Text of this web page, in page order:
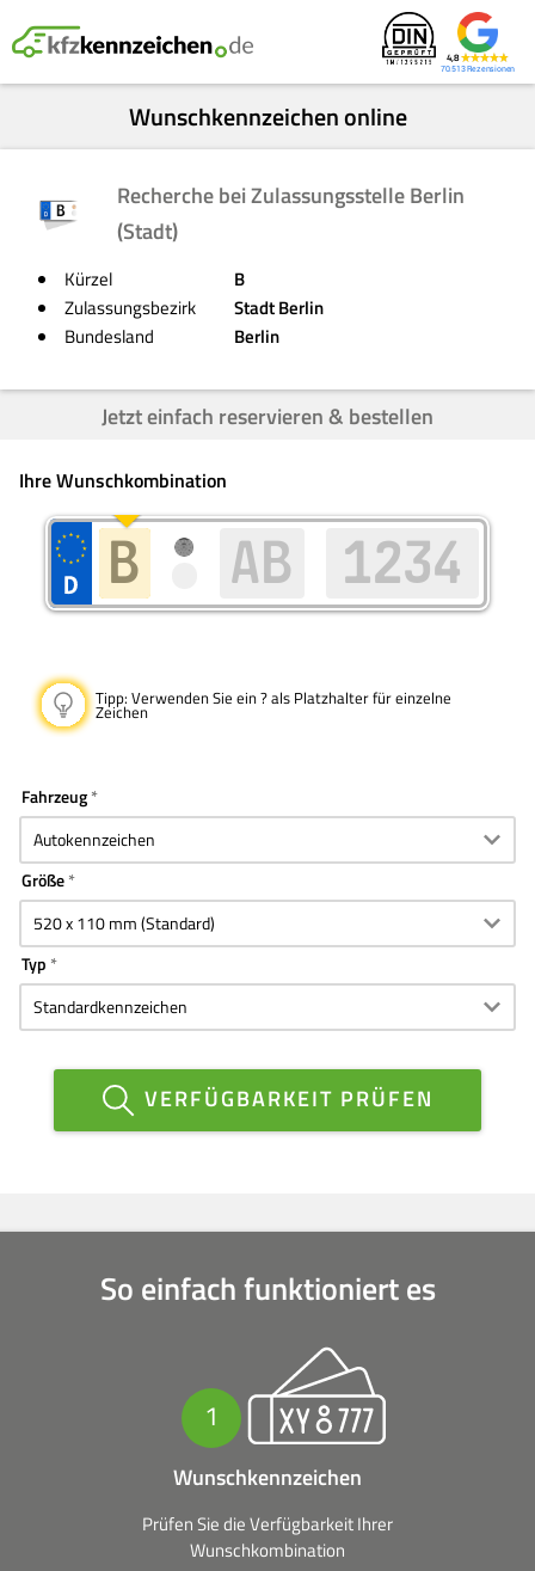
4,8
70.513
Wunschkennzeichen online
Recherche bei Zulassungsstelle Berlin
(Stadt)
Kürzel
B
Zulassungsbezirk
Stadt Berlin
Bundesland
Berlin
Jetzt einfach reservieren & bestellen
Fahrzeug
Größe
Typ
Tipp: Verwenden Sie ein ? als Platzhalter für einzelne
Zeichen
VERFÜGBARKEIT PRÜFEN
So einfach funktioniert es
1
Wunschkennzeichen
Prüfen Sie die Verfügbarkeit Ihrer
Wunschkombination